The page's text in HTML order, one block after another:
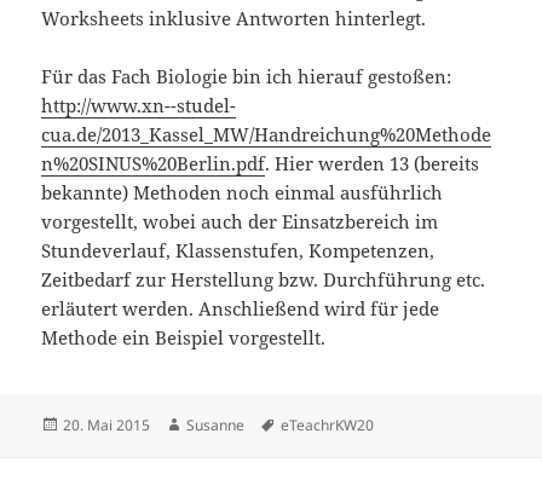
Worksheets inklusive Antworten hinterlegt.
Für das Fach Biologie bin ich hierauf gestoßen:
http://www.xn--studel-
cua.de/2013_Kassel_MW/Handreichung%20Methode
n%20SINUS%20Berlin.pdf. Hier werden 13 (bereits
bekannte) Methoden noch einmal ausführlich
vorgestellt, wobei auch der Einsatzbereich im
Stundeverlauf, Klassenstufen, Kompetenzen,
Zeitbedarf zur Herstellung bzw. Durchführung etc.
erläutert werden. Anschließend wird für jede
Methode ein Beispiel vorgestellt.
Veröffentlicht
20. Mai 2015 Autor
Susanne Schlagwörter
eTeachrKW20